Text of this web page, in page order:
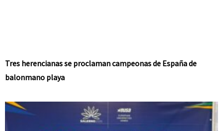
Tres herencianas se proclaman campeonas de España de
balonmano playa